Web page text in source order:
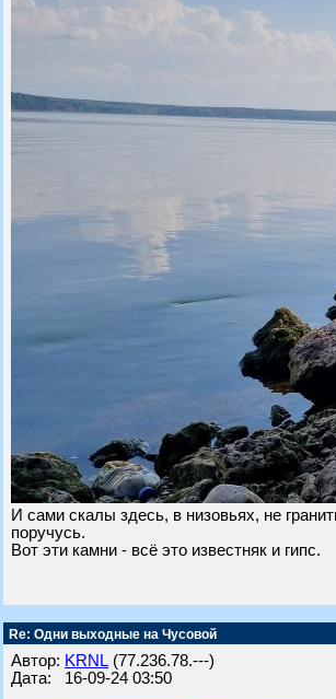
И сами скалы здесь, в низовьях, не
поручусь.
Вот эти камни - всё это известняк и гипс.
Re: Одни выходные на Чусовой
Автор: KRNL (77.236.78.---)
Дата: 16-09-24 03:50